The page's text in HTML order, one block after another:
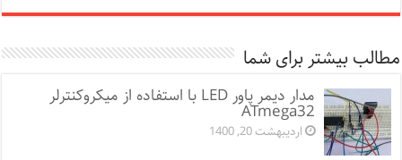
مطالب بیشتر برای شما
مدار دیمر پاور LED با استفاده از میکروکنترلر
ATmega32
اردیبهشت 20, 1400